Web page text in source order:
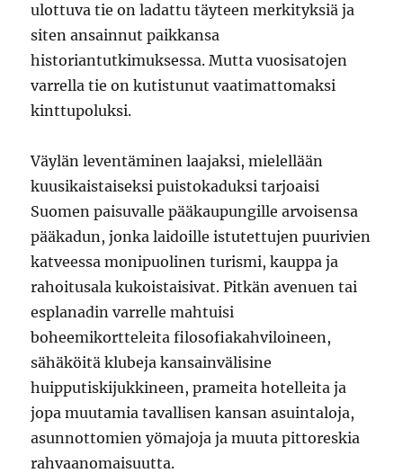
ulottuva tie on ladattu täyteen merkityksiä ja
siten ansainnut paikkansa
historiantutkimuksessa. Mutta vuosisatojen
varrella tie on kutistunut vaatimattomaksi
kinttupoluksi.
Väylän leventäminen laajaksi, mielellään
kuusikaistaiseksi puistokaduksi tarjoaisi
Suomen paisuvalle pääkaupungille arvoisensa
pääkadun, jonka laidoille istutettujen puurivien
katveessa monipuolinen turismi, kauppa ja
rahoitusala kukoistaisivat. Pitkän avenuen tai
esplanadin varrelle mahtuisi
boheemikortteleita filosofiakahviloineen,
sähäköitä klubeja kansainvälisine
huipputiskijukkineen, prameita hotelleita ja
jopa muutamia tavallisen kansan asuintaloja,
asunnottomien yömajoja ja muuta pittoreskia
rahvaanomaisuutta.